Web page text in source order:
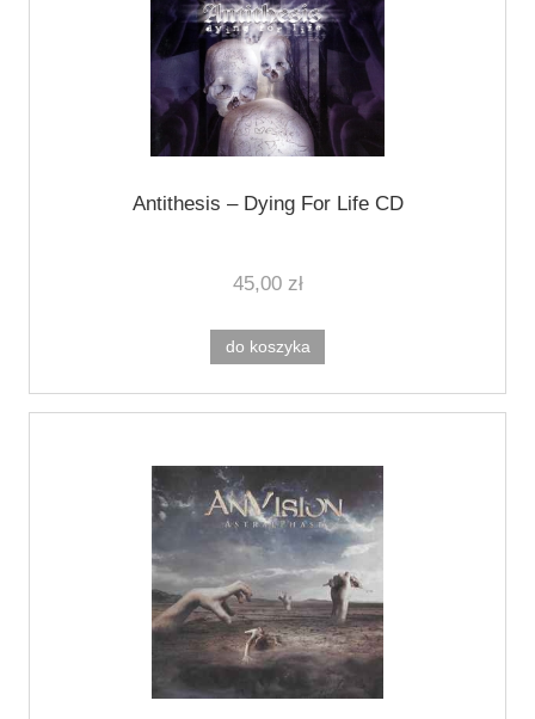
Antithesis – Dying For Life CD
45,00 zł
do koszyka